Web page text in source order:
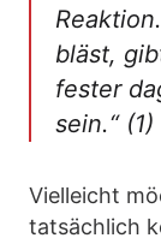
bläst,
fester
sein.“ (1)
Vielleicht
tatsächlich